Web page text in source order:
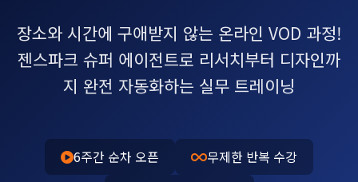
장소와 시간에 구애받지 않는 온라인 VOD 과정!
젠스파크 슈퍼 에이전트로 리서치부터 디자인까
지 완전 자동화하는 실무 트레이닝
6주간 순차 오픈
무제한 반복 수강